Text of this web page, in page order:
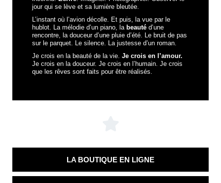
jour qui se lève et sa lumière bleutée.
L’instant où l’avion décolle. Et puis, la vue par le
hublot. La mélodie d’un piano, la beauté d’une
rencontre, la douceur d’une pluie d’été. Le bruit de pas
sur le parquet. Le silence. La justesse d’un roman.
Je crois en la beauté de la vie. Je crois en l’amour.
Je crois en la douceur. Je crois en l’humain. Je crois
que les rêves sont faits pour être réalisés.
LA BOUTIQUE EN LIGNE